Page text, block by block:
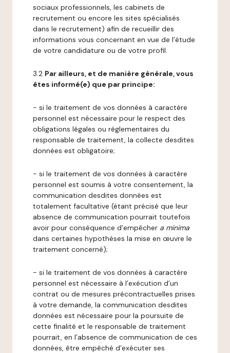
sociaux professionnels, les cabinets de
recrutement ou encore les sites spécialisés
dans le recrutement) afin de recueillir des
informations vous concernant en vue de l’étude
de votre candidature ou de votre profil.
3.2 Par ailleurs, et de manière générale, vous
êtes informé(e) que par principe:
- si le traitement de vos données à caractère
personnel est nécessaire pour le respect des
obligations légales ou réglementaires du
responsable de traitement, la collecte desdites
données est obligatoire;
- si le traitement de vos données à caractère
personnel est soumis à votre consentement, la
communication desdites données est
totalement facultative (étant précisé que leur
absence de communication pourrait toutefois
avoir pour conséquence d’empêcher a minima
dans certaines hypothèses la mise en œuvre le
traitement concerné);
- si le traitement de vos données à caractère
personnel est nécessaire à l’exécution d’un
contrat ou de mesures précontractuelles prises
à votre demande, la communication desdites
données est nécessaire pour la poursuite de
cette finalité et le responsable de traitement
pourrait, en l’absence de communication de ces
données, être empêché d’exécuter ses